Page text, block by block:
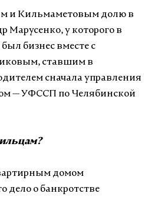
и Кильмаметовым долю в
Марусенко, у которого в
бизнес вместе с
ставшим в
сначала управления
— УФССП по Челябинской
домом
дело о банкротстве